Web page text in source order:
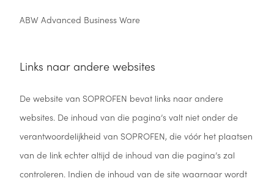
ABW Advanced Business Ware
Links naar andere websites
De website van SOPROFEN bevat links naar andere
websites. De inhoud van die pagina’s valt niet onder de
verantwoordelijkheid van SOPROFEN, die vóór het plaatsen
van de link echter altijd de inhoud van die pagina’s zal
controleren. Indien de inhoud van de site waarnaar wordt